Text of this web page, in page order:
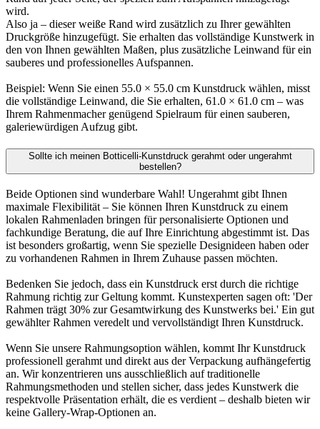
wird.
Also ja – dieser weiße Rand wird zusätzlich zu Ihrer gewählten
Druckgröße hinzugefügt. Sie erhalten das vollständige Kunstwerk in
den von Ihnen gewählten Maßen, plus zusätzliche Leinwand für ein
sauberes und professionelles Aufspannen.
Beispiel: Wenn Sie einen 55.0 × 55.0 cm Kunstdruck wählen, misst
die vollständige Leinwand, die Sie erhalten, 61.0 × 61.0 cm – was
Ihrem Rahmenmacher genügend Spielraum für einen sauberen,
galeriewürdigen Aufzug gibt.
Sollte ich meinen Botticelli-Kunstdruck gerahmt oder ungerahmt
bestellen?
Beide Optionen sind wunderbare Wahl! Ungerahmt gibt Ihnen
maximale Flexibilität – Sie können Ihren Kunstdruck zu einem
lokalen Rahmenladen bringen für personalisierte Optionen und
fachkundige Beratung, die auf Ihre Einrichtung abgestimmt ist. Das
ist besonders großartig, wenn Sie spezielle Designideen haben oder
zu vorhandenen Rahmen in Ihrem Zuhause passen möchten.
Bedenken Sie jedoch, dass ein Kunstdruck erst durch die richtige
Rahmung richtig zur Geltung kommt. Kunstexperten sagen oft: 'Der
Rahmen trägt 30% zur Gesamtwirkung des Kunstwerks bei.' Ein gut
gewählter Rahmen veredelt und vervollständigt Ihren Kunstdruck.
Wenn Sie unsere Rahmungsoption wählen, kommt Ihr Kunstdruck
professionell gerahmt und direkt aus der Verpackung aufhängefertig
an. Wir konzentrieren uns ausschließlich auf traditionelle
Rahmungsmethoden und stellen sicher, dass jedes Kunstwerk die
respektvolle Präsentation erhält, die es verdient – deshalb bieten wir
keine Gallery-Wrap-Optionen an.